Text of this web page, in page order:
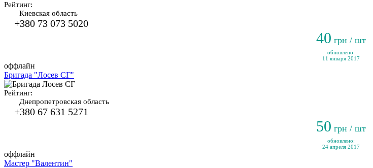
Рейтинг:
Киевская область
+380 73 073 5020
40 грн / шт
обновлено:
11 января 2017
оффлайн
Бригада "Лосев СГ"
Рейтинг:
Днепропетровская область
+380 67 631 5271
50 грн / шт
обновлено:
24 апреля 2017
оффлайн
Мастер "Валентин"